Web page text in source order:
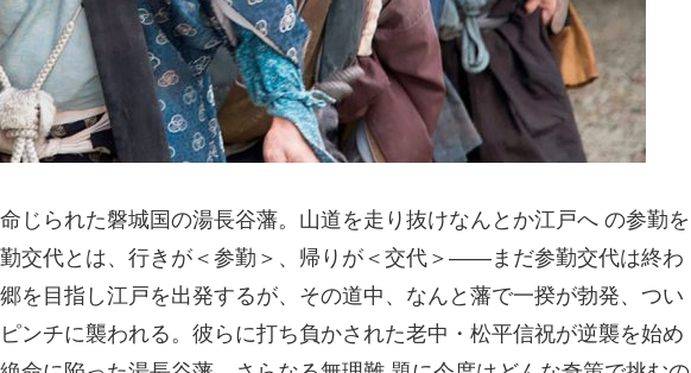
じられた磐城国の湯長谷藩。山道を走り抜けなんとか江戸へ の参勤を
交代とは、行きが＜参勤＞、帰りが＜交代＞――まだ参勤交代は終わ
を目指し江戸を出発するが、その道中、なんと藩で一揆が勃発、つい
ンチに襲われる。彼らに打ち負かされた老中・松平信祝が逆襲を始め